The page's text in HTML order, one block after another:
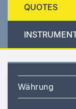
QUOTES
Währung